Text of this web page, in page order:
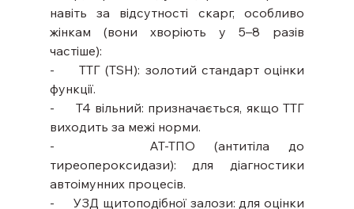
навіть за відсутності скарг, особливо
жінкам (вони хворіють у 5–8 разів
частіше):
-     ТТГ (TSH): золотий стандарт оцінки
функції.
-     Т4 вільний: призначається, якщо ТТГ
виходить за межі норми.
-     АТ-ТПО (антитіла до
тиреопероксидази): для діагностики
автоімунних процесів.
-     УЗД щитоподібної залози: для оцінки